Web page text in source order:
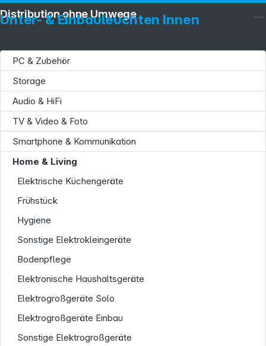
Unter- & Einbauleuchten Innen
PC & Zubehör
Storage
Audio & HiFi
TV & Video & Foto
Smartphone & Kommunikation
Home & Living
Elektrische Küchengeräte
Frühstück
Hygiene
Sonstige Elektrokleingeräte
Bodenpflege
Elektronische Haushaltsgeräte
Elektrogroßgeräte Solo
Elektrogroßgeräte Einbau
Sonstige Elektrogroßgeräte
Distribution ohne Umwege
Informationen